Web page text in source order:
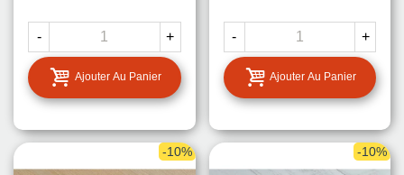
- +
Ajouter Au Panier
- +
Ajouter Au Panier
-10% -10%